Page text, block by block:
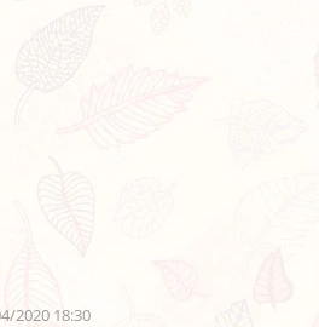
2020 18:30